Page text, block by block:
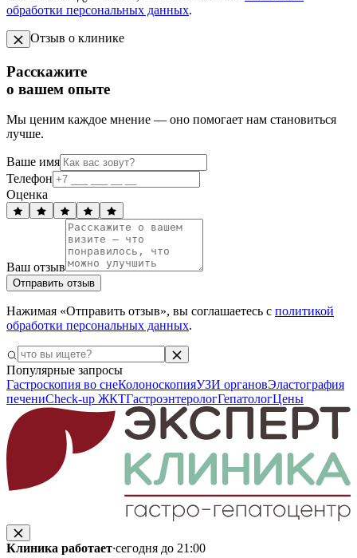
обработки персональных данных.
Отзыв о клинике
Расскажите
о вашем опыте
Мы ценим каждое мнение — оно помогает нам становиться
лучше.
Ваше имя
Телефон
Оценка
Ваш отзыв
Отправить отзыв
Нажимая «Отправить отзыв», вы соглашаетесь с политикой
обработки персональных данных.
Популярные запросы
Гастроскопия во снеКолоноскопияУЗИ органовЭластография
печениCheck-up ЖКТГастроэнтерологГепатологЦены
Клиника работает·сегодня до 21:00